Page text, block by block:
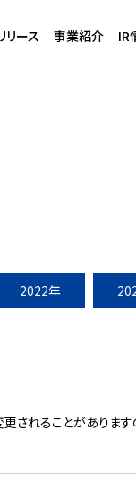
リース 事業紹介 IR
2022年
れることがあります